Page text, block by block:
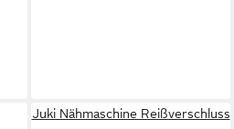
Juki Nähmaschine Reißverschluss